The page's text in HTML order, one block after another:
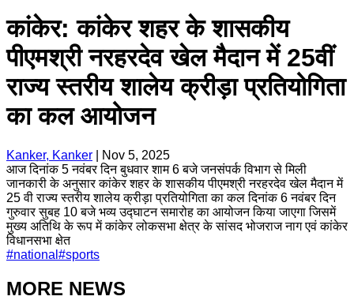
कांकेर: कांकेर शहर के शासकीय
पीएमश्री नरहरदेव खेल मैदान में 25वीं
राज्य स्तरीय शालेय क्रीड़ा प्रतियोगिता
का कल आयोजन
Kanker, Kanker
Nov 5, 2025
आज दिनांक 5 नवंबर दिन बुधवार शाम 6 बजे जनसंपर्क विभाग से मिली
जानकारी के अनुसार कांकेर शहर के शासकीय पीएमश्री नरहरदेव खेल मैदान में
25 वी राज्य स्तरीय शालेय क्रीड़ा प्रतियोगिता का कल दिनांक 6 नवंबर दिन
गुरुवार सुबह 10 बजे भव्य उद्घाटन समारोह का आयोजन किया जाएगा जिसमें
मुख्य अतिथि के रूप में कांकेर लोकसभा क्षेत्र के सांसद भोजराज नाग एवं कांकेर
विधानसभा क्षेत
#national #sports
MORE NEWS